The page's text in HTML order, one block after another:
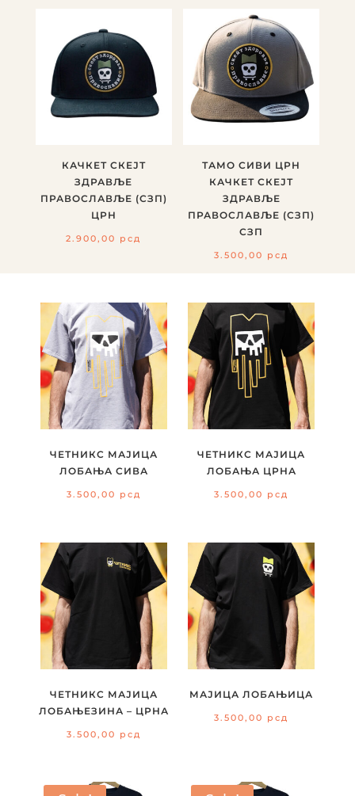
КАЧКЕТ СКЕЈТ
ЗДРАВЉЕ
ПРАВОСЛАВЉЕ (СЗП)
ЦРН
2.900,00 рсд
ТАМО СИВИ ЦРН
КАЧКЕТ СКЕЈТ
ЗДРАВЉЕ
ПРАВОСЛАВЉЕ (СЗП)
СЗП
3.500,00 рсд
ЧЕТНИКС МАЈИЦА
ЛОБАЊА СИВА
3.500,00 рсд
ЧЕТНИКС МАЈИЦА
ЛОБАЊА ЦРНА
3.500,00 рсд
ЧЕТНИКС МАЈИЦА
ЛОБАЊЕЗИНА – ЦРНА
3.500,00 рсд
МАЈИЦА ЛОБАЊИЦА
3.500,00 рсд